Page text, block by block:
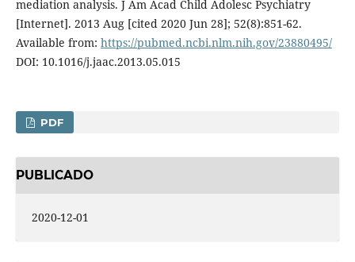
mediation analysis. J Am Acad Child Adolesc Psychiatry
[Internet]. 2013 Aug [cited 2020 Jun 28]; 52(8):851-62.
Available from: https://pubmed.ncbi.nlm.nih.gov/23880495/
DOI: 10.1016/j.jaac.2013.05.015
PDF
PUBLICADO
2020-12-01